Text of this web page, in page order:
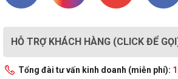
HỖ TRỢ KHÁCH HÀNG (CLICK ĐỂ
Tổng đài tư vấn kinh doanh (miễn phí):